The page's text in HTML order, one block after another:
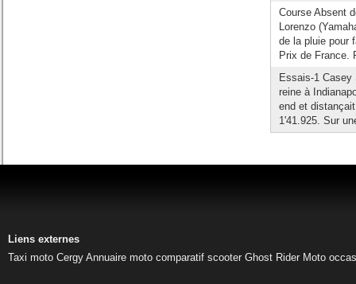
Course Absent
Lorenzo
de la pluie pour
Prix de France.
Essais-1 Casey
reine à
end et
1'41.925. Sur
Liens externes
Taxi moto Cergy Annuaire moto comparatif scooter Ghost Rider Moto